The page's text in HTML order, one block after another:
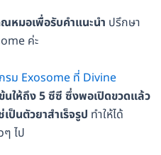
หมอเพื่อรับคำแนะนำ ปรึกษา
ค่ะ
รม Exosome ที่ Divine
นให้ถึง 5 ซีซี ซึ่งพอเปิดขวดแล้ว
ป็นตัวยาสำเร็จรูป ทำให้ได้
ไป